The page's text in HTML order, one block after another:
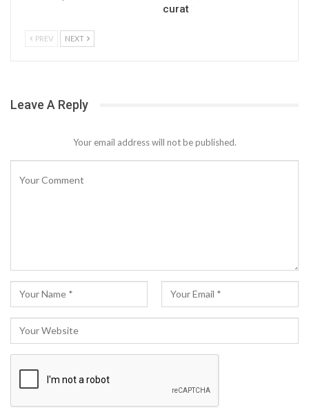
curat
PREV NEXT
Leave A Reply
Your email address will not be published.